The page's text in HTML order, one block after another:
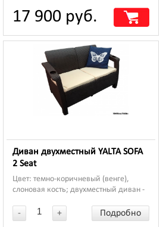
17 900 руб.
Диван двухместный YALTA SOFA
2 Seat
Цвет: темно-коричневый (венге),
слоновая кость; двухместный диван -
- + Подробно